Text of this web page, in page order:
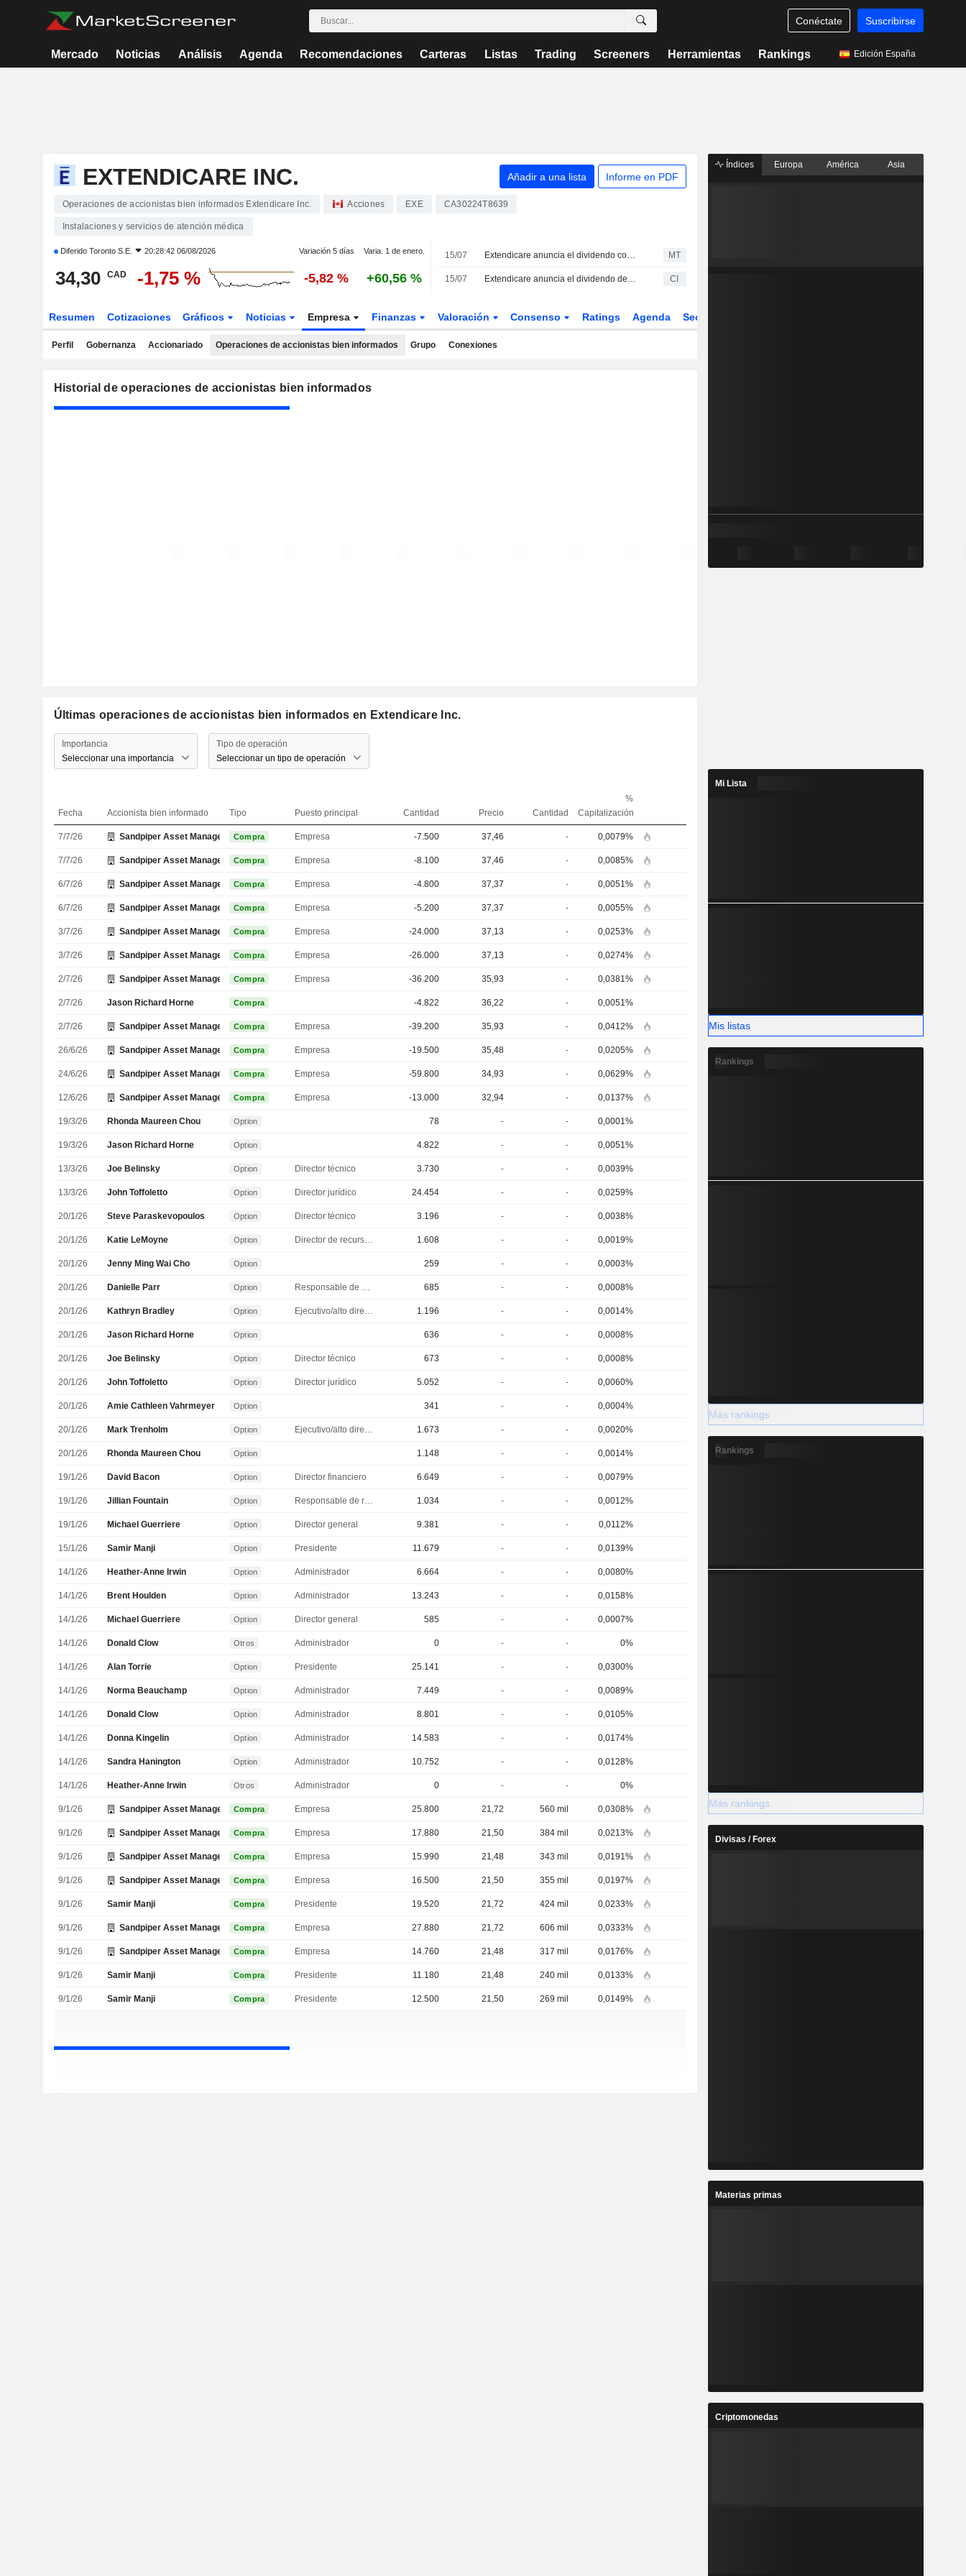
Conéctate Suscribirse
Mercado Noticias Análisis Agenda Recomendaciones Carteras Listas Trading Screeners Herramientas Rankings Edición España
EXTENDICARE INC. Añadir a una lista Informe en PDF
Operaciones de accionistas bien informados Extendicare Inc. Acciones EXE CA30224T8639
Instalaciones y servicios de atención médica
Diferido Toronto S.E. 20:28:42 06/08/2026 Variación 5 días Varia. 1 de enero.
34,30 CAD -1,75 % -5,82 % +60,56 %
15/07 Extendicare anuncia el dividendo correspondiente al mes de julio MT
15/07 Extendicare anuncia el dividendo de julio de 2026, pagadero el 17 de agosto de 2026 CI
Resumen Cotizaciones Gráficos Noticias Empresa Finanzas Valoración Consenso Ratings Agenda Sector
Perfil Gobernanza Accionariado Operaciones de accionistas bien informados Grupo Conexiones
Historial de operaciones de accionistas bien informados
Últimas operaciones de accionistas bien informados en Extendicare Inc.
Importancia
Seleccionar una importancia
Tipo de operación
Seleccionar un tipo de operación
Fecha Accionista bien informado Tipo Puesto principal Cantidad Precio Cantidad
%
Capitalización
7/7/26 Sandpiper Asset Management, Inc.
Compra Empresa -7.500 37,46 - 0,0079%
7/7/26 Sandpiper Asset Management, Inc.
Compra Empresa -8.100 37,46 - 0,0085%
6/7/26 Sandpiper Asset Management, Inc.
Compra Empresa -4.800 37,37 - 0,0051%
6/7/26 Sandpiper Asset Management, Inc.
Compra Empresa -5.200 37,37 - 0,0055%
3/7/26 Sandpiper Asset Management, Inc.
Compra Empresa -24.000 37,13 - 0,0253%
3/7/26 Sandpiper Asset Management, Inc.
Compra Empresa -26.000 37,13 - 0,0274%
2/7/26 Sandpiper Asset Management, Inc.
Compra Empresa -36.200 35,93 - 0,0381%
2/7/26 Jason Richard Horne Compra -4.822 36,22 - 0,0051%
2/7/26 Sandpiper Asset Management, Inc.
Compra Empresa -39.200 35,93 - 0,0412%
26/6/26 Sandpiper Asset Management, Inc.
Compra Empresa -19.500 35,48 - 0,0205%
24/6/26 Sandpiper Asset Management, Inc.
Compra Empresa -59.800 34,93 - 0,0629%
12/6/26 Sandpiper Asset Management, Inc.
Compra Empresa -13.000 32,94 - 0,0137%
19/3/26 Rhonda Maureen Chou Option 78 - - 0,0001%
19/3/26 Jason Richard Horne Option 4.822 - - 0,0051%
13/3/26 Joe Belinsky Option Director técnico 3.730 - - 0,0039%
13/3/26 John Toffoletto Option Director jurídico 24.454 - - 0,0259%
20/1/26 Steve Paraskevopoulos Option Director técnico 3.196 - - 0,0038%
20/1/26 Katie LeMoyne Option Director de recursos humanos 1.608 - - 0,0019%
20/1/26 Jenny Ming Wai Cho Option 259 - - 0,0003%
20/1/26 Danielle Parr Option Responsable de comunicación pública 685 - - 0,0008%
20/1/26 Kathryn Bradley Option Ejecutivo/alto directivo 1.196 - - 0,0014%
20/1/26 Jason Richard Horne Option 636 - - 0,0008%
20/1/26 Joe Belinsky Option Director técnico 673 - - 0,0008%
20/1/26 John Toffoletto Option Director jurídico 5.052 - - 0,0060%
20/1/26 Amie Cathleen Vahrmeyer Option 341 - - 0,0004%
20/1/26 Mark Trenholm Option Ejecutivo/alto directivo 1.673 - - 0,0020%
20/1/26 Rhonda Maureen Chou Option 1.148 - - 0,0014%
19/1/26 David Bacon Option Director financiero 6.649 - - 0,0079%
19/1/26 Jillian Fountain Option Responsable de relaciones con inversores 1.034 - - 0,0012%
19/1/26 Michael Guerriere Option Director general 9.381 - - 0,0112%
15/1/26 Samir Manji Option Presidente 11.679 - - 0,0139%
14/1/26 Heather-Anne Irwin Option Administrador 6.664 - - 0,0080%
14/1/26 Brent Houlden Option Administrador 13.243 - - 0,0158%
14/1/26 Michael Guerriere Option Director general 585 - - 0,0007%
14/1/26 Donald Clow Otros Administrador 0 - - 0%
14/1/26 Alan Torrie Option Presidente 25.141 - - 0,0300%
14/1/26 Norma Beauchamp Option Administrador 7.449 - - 0,0089%
14/1/26 Donald Clow Option Administrador 8.801 - - 0,0105%
14/1/26 Donna Kingelin Option Administrador 14.583 - - 0,0174%
14/1/26 Sandra Hanington Option Administrador 10.752 - - 0,0128%
14/1/26 Heather-Anne Irwin Otros Administrador 0 - - 0%
9/1/26 Sandpiper Asset Management, Inc.
Compra Empresa 25.800 21,72 560 mil 0,0308%
9/1/26 Sandpiper Asset Management, Inc.
Compra Empresa 17.880 21,50 384 mil 0,0213%
9/1/26 Sandpiper Asset Management, Inc.
Compra Empresa 15.990 21,48 343 mil 0,0191%
9/1/26 Sandpiper Asset Management, Inc.
Compra Empresa 16.500 21,50 355 mil 0,0197%
9/1/26 Samir Manji Compra Presidente 19.520 21,72 424 mil 0,0233%
9/1/26 Sandpiper Asset Management, Inc.
Compra Empresa 27.880 21,72 606 mil 0,0333%
9/1/26 Sandpiper Asset Management, Inc.
Compra Empresa 14.760 21,48 317 mil 0,0176%
9/1/26 Samir Manji Compra Presidente 11.180 21,48 240 mil 0,0133%
9/1/26 Samir Manji Compra Presidente 12.500 21,50 269 mil 0,0149%
Índices Europa América Asia
Mi Lista
Mis listas
Rankings
Más rankings
Rankings
Más rankings
Divisas / Forex
Materias primas
Criptomonedas